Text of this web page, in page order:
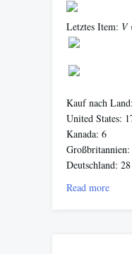
Letztes Item: V
Kauf nach Land:
United States:
Kanada: 6
Deutschland: 28
Read more